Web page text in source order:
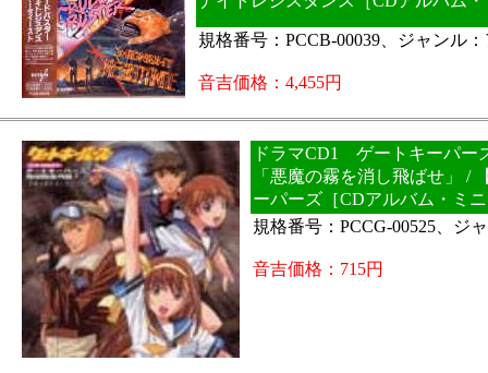
規格番号：PCCB-00039、ジャンル
音吉価格：4,455円
ドラマCD1 ゲートキーパー
「悪魔の霧を消し飛ばせ」 /
ーパーズ［CDアルバム・ミ
規格番号：PCCG-00525、ジ
音吉価格：715円